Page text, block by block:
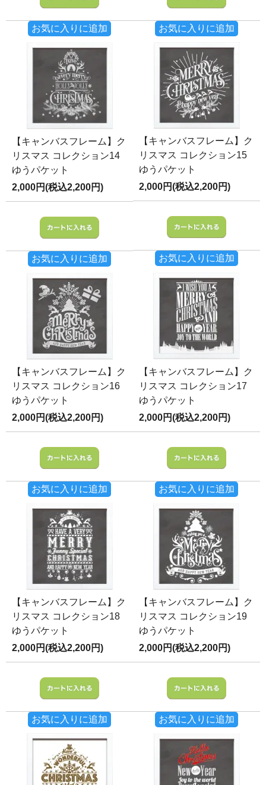
お気に入りに追加 お気に入りに追加
【キャンバスフレーム】ク
リスマス コレクション14
ゆうパケット
2,000円(税込2,200円)
お気に入りに追加
【キャンバスフレーム】ク
リスマス コレクション15
ゆうパケット
2,000円(税込2,200円)
お気に入りに追加
【キャンバスフレーム】ク
リスマス コレクション16
ゆうパケット
2,000円(税込2,200円)
お気に入りに追加
【キャンバスフレーム】ク
リスマス コレクション17
ゆうパケット
2,000円(税込2,200円)
お気に入りに追加
【キャンバスフレーム】ク
リスマス コレクション18
ゆうパケット
2,000円(税込2,200円)
お気に入りに追加
【キャンバスフレーム】ク
リスマス コレクション19
ゆうパケット
2,000円(税込2,200円)
お気に入りに追加